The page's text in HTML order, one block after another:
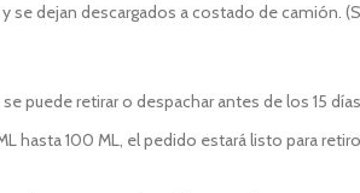
se dejan descargados a costado de camión.
puede retirar o despachar antes de los 15
hasta 100 ML, el pedido estará listo para